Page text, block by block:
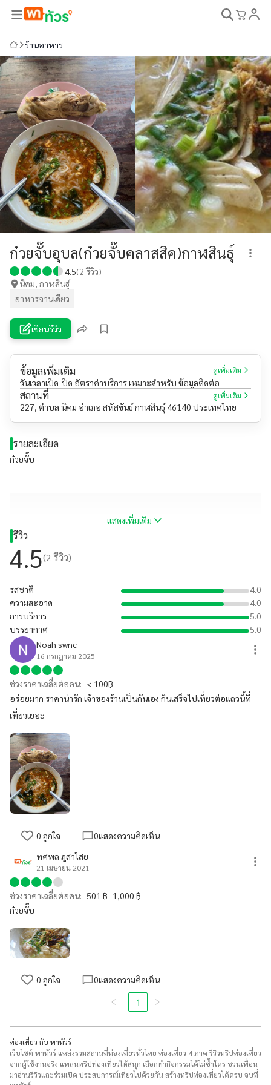
ร้านอาหาร
ก๋วยจั๊บอุบล(ก๋วยจั๊บคลาสสิค)กาฬสินธุ์
4.5(2 รีวิว)
นิคม, กาฬสินธุ์
อาหารจานเดียว
เขียนรีวิว
ข้อมูลเพิ่มเติม ดูเพิ่มเติม
วันเวลาเปิด-ปิด อัตราค่าบริการ เหมาะสำหรับ ข้อมูลติดต่อ
สถานที่ ดูเพิ่มเติม
227, ตำบล นิคม อำเภอ สหัสขันธ์ กาฬสินธุ์ 46140 ประเทศไทย
รายละเอียด
ก๋วยจั๊บ
แสดงเพิ่มเติม
รีวิว
4.5(2 รีวิว)
รสชาติ
4.0
ความสะอาด
4.0
การบริการ
5.0
บรรยากาศ
5.0
Noah swnc
16 กรกฎาคม 2025
ช่วงราคาเฉลี่ยต่อคน: < 100฿
อร่อยมาก ราคาน่ารัก เจ้าของร้านเป็นกันเอง กินเสร็จไปเที่ยวต่อแถวนี้ที่
เที่ยวเยอะ
0 ถูกใจ 0แสดงความคิดเห็น
ทศพล ภูสาไสย
21 เมษายน 2021
ช่วงราคาเฉลี่ยต่อคน: 501 ฿- 1,000 ฿
ก๋วยจั๊บ
0 ถูกใจ 0แสดงความคิดเห็น
1
ท่องเที่ยว กับ พาทัวร์
เว็บไซต์ พาทัวร์ แหล่งรวมสถานที่ท่องเที่ยวทั่วไทย ท่องเที่ยว 4 ภาค รีวิวทริปท่องเที่ยว
จากผู้ใช้งานจริง แพลนทริปท่องเที่ยวให้สนุก เลือกทำกิจกรรมได้ไม่ซ้ำใคร ชวนเพื่อน
มาอ่านรีวิวและร่วมเปิด ประสบการณ์เที่ยวไปด้วยกัน สร้างทริปท่องเที่ยวได้ครบ จบที่